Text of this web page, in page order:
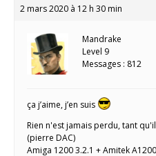
2 mars 2020 à 12 h 30 min
Mandrake
Level 9
Messages : 812
ça j’aime, j’en suis
Rien n'est jamais perdu, tant
(pierre DAC)
Amiga 1200 3.2.1 + Amitek